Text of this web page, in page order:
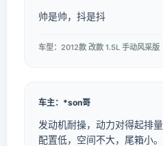
帅是帅，抖是抖
车型：2012款 改款 1.5L 手动风采版
车主：*son哥
发动机耐操，动力对得起排
配置低，空间不大，尾箱小。